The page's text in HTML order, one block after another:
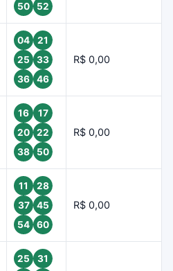
50
52
04
21
25
33
36
46
R$ 0,00
16
17
20
22
38
50
R$ 0,00
11
28
37
45
54
60
R$ 0,00
25
31